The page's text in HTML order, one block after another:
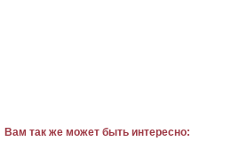
Вам так же может быть интересно: